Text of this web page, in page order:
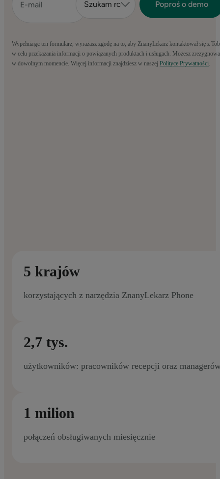
Wypełniając ten formularz, wyrażasz zgodę na to, aby ZnanyLekarz kontaktował się z
w celu przekazania informacji o powiązanych produktach i usługach. Możesz
w dowolnym momencie. Więcej informacji znajdziesz w naszej Polityce Prywatności.
5 krajów
korzystających z narzędzia ZnanyLekarz Phone
2,7 tys.
użytkowników: pracowników recepcji oraz
1 milion
połączeń obsługiwanych miesięcznie